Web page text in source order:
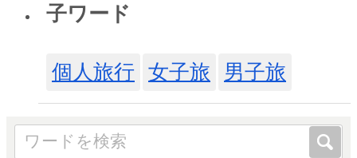
子ワード
個人旅行 女子旅 男子旅